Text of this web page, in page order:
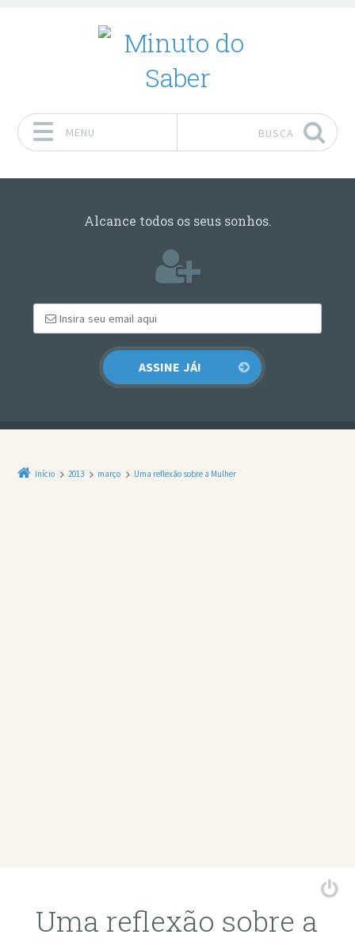
MENU BUSCA
Alcance todos os seus sonhos.
Início 2013 março Uma reflexão sobre a Mulher
Uma reflexão sobre a